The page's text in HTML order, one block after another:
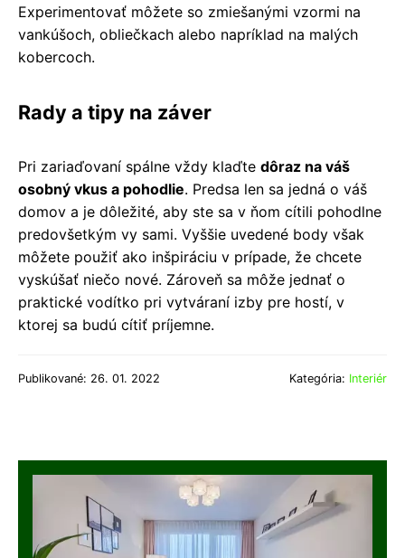
Experimentovať môžete so zmiešanými vzormi na
vankúšoch, obliečkach alebo napríklad na malých
kobercoch.
Rady a tipy na záver
Pri zariaďovaní spálne vždy klaďte dôraz na váš
osobný vkus a pohodlie. Predsa len sa jedná o váš
domov a je dôležité, aby ste sa v ňom cítili pohodlne
predovšetkým vy sami. Vyššie uvedené body však
môžete použiť ako inšpiráciu v prípade, že chcete
vyskúšať niečo nové. Zároveň sa môže jednať o
praktické vodítko pri vytváraní izby pre hostí, v
ktorej sa budú cítiť príjemne.
Publikované: 26. 01. 2022 Kategória: Interiér